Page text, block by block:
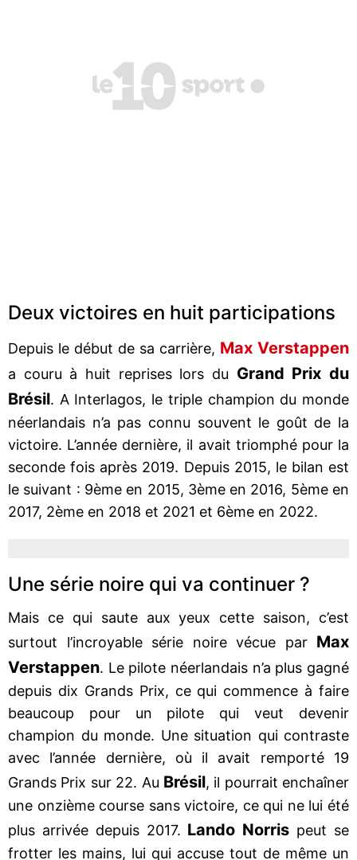
Deux victoires en huit participations
Depuis le début de sa carrière, Max Verstappen
a couru à huit reprises lors du Grand Prix du
Brésil. A Interlagos, le triple champion du monde
néerlandais n’a pas connu souvent le goût de la
victoire. L’année dernière, il avait triomphé pour la
seconde fois après 2019. Depuis 2015, le bilan est
le suivant : 9ème en 2015, 3ème en 2016, 5ème en
2017, 2ème en 2018 et 2021 et 6ème en 2022.
Une série noire qui va continuer ?
Mais ce qui saute aux yeux cette saison, c’est
surtout l’incroyable série noire vécue par Max
Verstappen. Le pilote néerlandais n’a plus gagné
depuis dix Grands Prix, ce qui commence à faire
beaucoup pour un pilote qui veut devenir
champion du monde. Une situation qui contraste
avec l’année dernière, où il avait remporté 19
Grands Prix sur 22. Au Brésil, il pourrait enchaîner
une onzième course sans victoire, ce qui ne lui été
plus arrivée depuis 2017. Lando Norris peut se
frotter les mains, lui qui accuse tout de même un